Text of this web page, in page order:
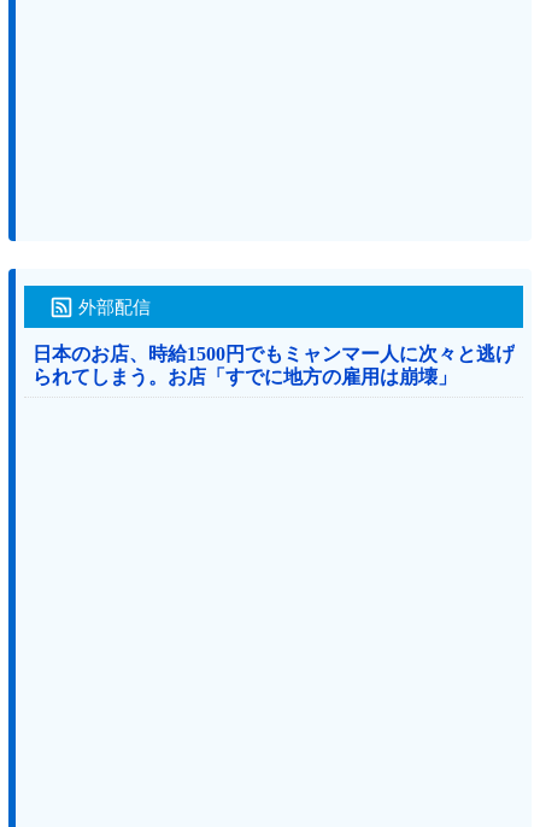
外部配信
日本のお店、時給1500円でもミャンマー人に次々と逃げ
られてしまう。お店「すでに地方の雇用は崩壊」